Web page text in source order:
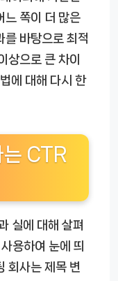
느 쪽이 더 많은
를 바탕으로 최적
상으로 큰 차이
에 대해 다시 한
는 CTR
실에 대해 살펴
용하여 눈에 띄
회사는 제목 변